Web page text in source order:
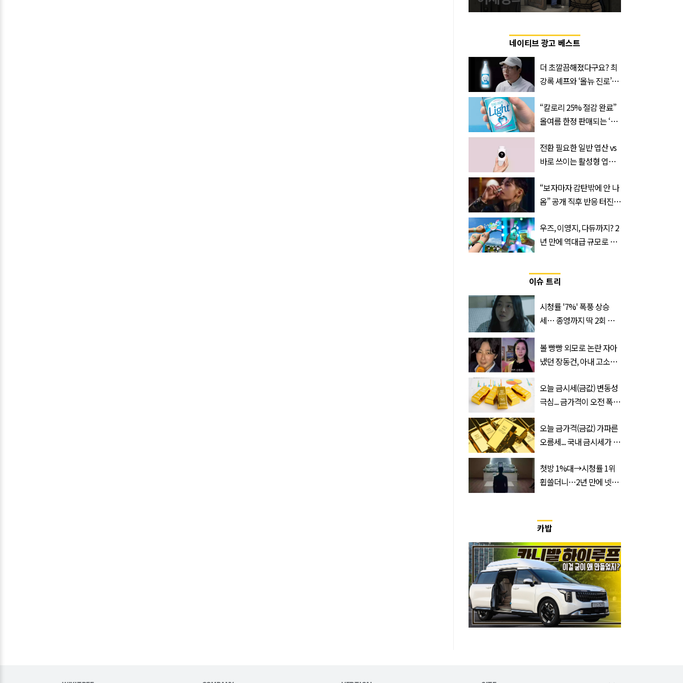
네이티브 광고 베스트
더 초깔끔해졌다구요? 최
강록 셰프와 ‘올뉴 진로’의
“칼로리 25% 절감 완료”
올여름 한정 판매되는 ‘최
전환 필요한 일반 엽산 vs
바로 쓰이는 활성형 엽
‘Quatrefolic®’ 주목
“보자마자 감탄밖에 안 나
옴” 공개 직후 반응 터진
우즈, 이영지, 다듀까지? 2
년 만에 역대급 규모로 돌
이슈 트리
시청률 '7%' 폭풍 상승
세… 종영까지 딱 2회 남
드라마
볼 빵빵 외모로 논란 자아
냈던 장동건, 아내 고소영
공개
오늘 금시세(금값) 변동성
극심... 금가격이 오전 폭락
이유
오늘 금가격(금값) 가파른
오름세... 국내 금시세가 달
이유
첫방 1%대→시청률 1위
휩쓸더니…2년 만에 넷플
카밥